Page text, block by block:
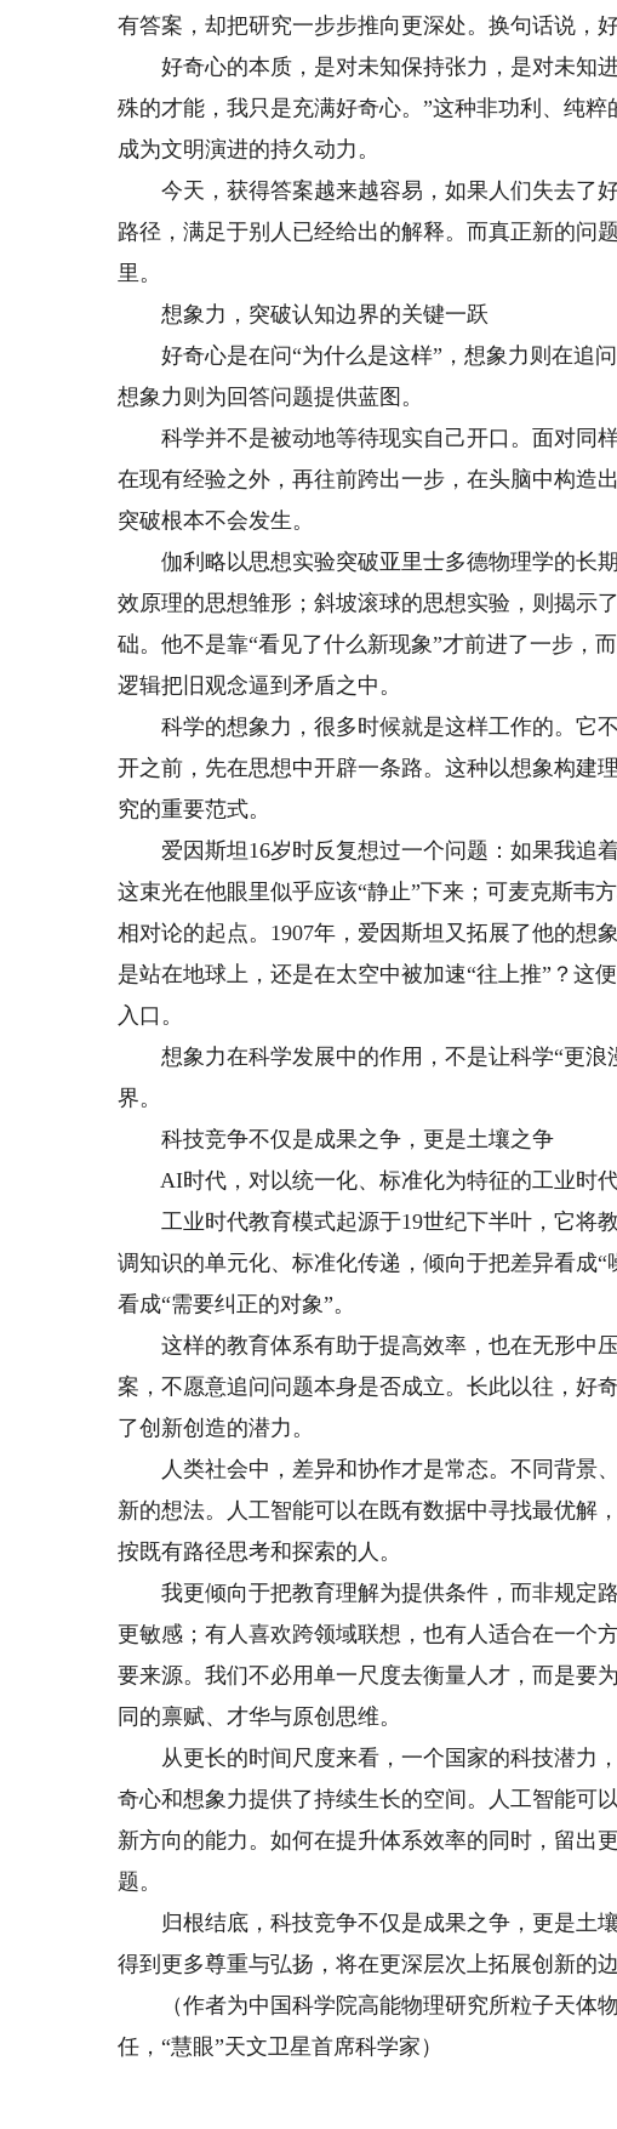
有答案，却把研究一步步推向更深处。换句话说，
好奇心的本质，是对未知保持张力，是对未知
殊的才能，我只是充满好奇心。”这种非功利、纯
成为文明演进的持久动力。
今天，获得答案越来越容易，如果人们失去了
路径，满足于别人已经给出的解释。而真正新的问
里。
想象力，突破认知边界的关键一跃
好奇心是在问“为什么是这样”，想象力则在追问
想象力则为回答问题提供蓝图。
科学并不是被动地等待现实自己开口。面对同
在现有经验之外，再往前跨出一步，在头脑中构造
突破根本不会发生。
伽利略以思想实验突破亚里士多德物理学的长
效原理的思想雏形；斜坡滚球的思想实验，则揭示
础。他不是靠“看见了什么新现象”才前进了一步，
逻辑把旧观念逼到矛盾之中。
科学的想象力，很多时候就是这样工作的。它
开之前，先在思想中开辟一条路。这种以想象构建
究的重要范式。
爱因斯坦16岁时反复想过一个问题：如果我追着
这束光在他眼里似乎应该“静止”下来；可麦克斯韦
相对论的起点。1907年，爱因斯坦又拓展了他的想
是站在地球上，还是在太空中被加速“往上推”？这
入口。
想象力在科学发展中的作用，不是让科学“更浪
界。
科技竞争不仅是成果之争，更是土壤之争
AI时代，对以统一化、标准化为特征的工业时代
工业时代教育模式起源于19世纪下半叶，它将
调知识的单元化、标准化传递，倾向于把差异看成
看成“需要纠正的对象”。
这样的教育体系有助于提高效率，也在无形中
案，不愿意追问问题本身是否成立。长此以往，好
了创新创造的潜力。
人类社会中，差异和协作才是常态。不同背景
新的想法。人工智能可以在既有数据中寻找最优解
按既有路径思考和探索的人。
我更倾向于把教育理解为提供条件，而非规定
更敏感；有人喜欢跨领域联想，也有人适合在一个
要来源。我们不必用单一尺度去衡量人才，而是要
同的禀赋、才华与原创思维。
从更长的时间尺度来看，一个国家的科技潜力
奇心和想象力提供了持续生长的空间。人工智能可
新方向的能力。如何在提升体系效率的同时，留出
题。
归根结底，科技竞争不仅是成果之争，更是土
得到更多尊重与弘扬，将在更深层次上拓展创新的
（作者为中国科学院高能物理研究所粒子天体
任，“慧眼”天文卫星首席科学家）